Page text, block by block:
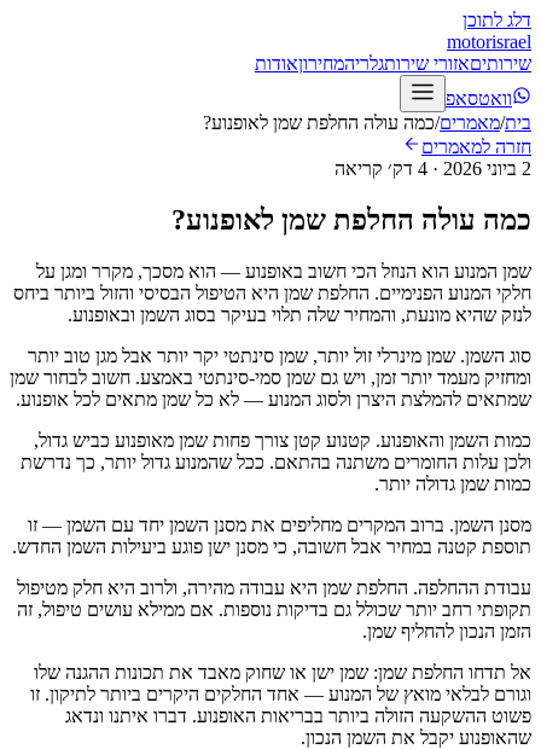
דלג לתוכן
motorisrael
שירותיםאזורי שירותגלריהמחירוןאודות
וואטסאפ
בית/מאמרים/כמה עולה החלפת שמן לאופנוע?
חזרה למאמרים
2 ביוני 2026
·
4 דק׳ קריאה
כמה עולה החלפת שמן לאופנוע?
שמן המנוע הוא הנוזל הכי חשוב באופנוע — הוא מסכך, מקרר ומגן על
חלקי המנוע הפנימיים. החלפת שמן היא הטיפול הבסיסי והזול ביותר ביחס
לנזק שהיא מונעת, והמחיר שלה תלוי בעיקר בסוג השמן ובאופנוע.
סוג השמן. שמן מינרלי זול יותר, שמן סינתטי יקר יותר אבל מגן טוב יותר
ומחזיק מעמד יותר זמן, ויש גם שמן סמי-סינתטי באמצע. חשוב לבחור שמן
שמתאים להמלצת היצרן ולסוג המנוע — לא כל שמן מתאים לכל אופנוע.
כמות השמן והאופנוע. קטנוע קטן צורך פחות שמן מאופנוע כביש גדול,
ולכן עלות החומרים משתנה בהתאם. ככל שהמנוע גדול יותר, כך נדרשת
כמות שמן גדולה יותר.
מסנן השמן. ברוב המקרים מחליפים את מסנן השמן יחד עם השמן — זו
תוספת קטנה במחיר אבל חשובה, כי מסנן ישן פוגע ביעילות השמן החדש.
עבודת ההחלפה. החלפת שמן היא עבודה מהירה, ולרוב היא חלק מטיפול
תקופתי רחב יותר שכולל גם בדיקות נוספות. אם ממילא עושים טיפול, זה
הזמן הנכון להחליף שמן.
אל תדחו החלפת שמן: שמן ישן או שחוק מאבד את תכונות ההגנה שלו
וגורם לבלאי מואץ של המנוע — אחד החלקים היקרים ביותר לתיקון. זו
פשוט ההשקעה הזולה ביותר בבריאות האופנוע. דברו איתנו ונדאג
שהאופנוע יקבל את השמן הנכון.